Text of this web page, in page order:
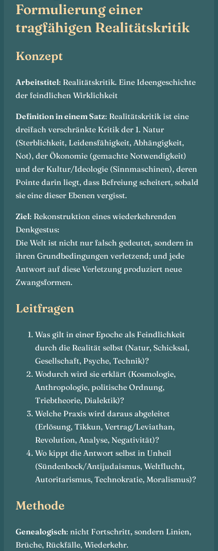
Formulierung einer
tragfähigen Realitätskritik
Konzept
Arbeitstitel: Realitätskritik. Eine Ideengeschichte
der feindlichen Wirklichkeit
Definition in einem Satz: Realitätskritik ist eine
dreifach verschränkte Kritik der 1. Natur
(Sterblichkeit, Leidensfähigkeit, Abhängigkeit,
Not), der Ökonomie (gemachte Notwendigkeit)
und der Kultur/Ideologie (Sinnmaschinen), deren
Pointe darin liegt, dass Befreiung scheitert, sobald
sie eine dieser Ebenen vergisst.
Ziel: Rekonstruktion eines wiederkehrenden
Denkgestus:
Die Welt ist nicht nur falsch gedeutet, sondern in
ihren Grundbedingungen verletzend; und jede
Antwort auf diese Verletzung produziert neue
Zwangsformen.
Leitfragen
Was gilt in einer Epoche als Feindlichkeit
durch die Realität selbst (Natur, Schicksal,
Gesellschaft, Psyche, Technik)?
Wodurch wird sie erklärt (Kosmologie,
Anthropologie, politische Ordnung,
Triebtheorie, Dialektik)?
Welche Praxis wird daraus abgeleitet
(Erlösung, Tikkun, Vertrag/Leviathan,
Revolution, Analyse, Negativität)?
Wo kippt die Antwort selbst in Unheil
(Sündenbock/Antijudaismus, Weltflucht,
Autoritarismus, Technokratie, Moralismus)?
Methode
Genealogisch: nicht Fortschritt, sondern Linien,
Brüche, Rückfälle, Wiederkehr.